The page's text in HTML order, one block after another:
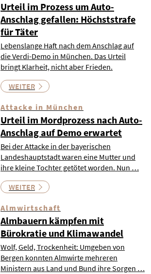
Urteil im Prozess um Auto-
Anschlag gefallen: Höchststrafe
für Täter
Lebenslange Haft nach dem Anschlag auf
die Verdi-Demo in München. Das Urteil
bringt Klarheit, nicht aber Frieden.
WEITER
Attacke in München
Urteil im Mordprozess nach Auto-
Anschlag auf Demo erwartet
Bei der Attacke in der bayerischen
Landeshauptstadt waren eine Mutter und
ihre kleine Tochter getötet worden. Nun …
WEITER
Almwirtschaft
Almbauern kämpfen mit
Bürokratie und Klimawandel
Wolf, Geld, Trockenheit: Umgeben von
Bergen konnten Almwirte mehreren
Ministern aus Land und Bund ihre Sorgen …